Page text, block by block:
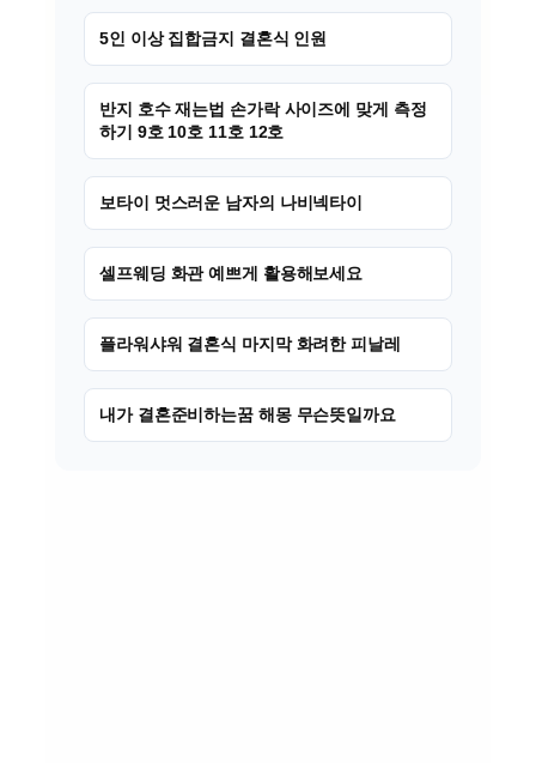
5인 이상 집합금지 결혼식 인원
반지 호수 재는법 손가락 사이즈에 맞게 측정
하기 9호 10호 11호 12호
보타이 멋스러운 남자의 나비넥타이
셀프웨딩 화관 예쁘게 활용해보세요
플라워샤워 결혼식 마지막 화려한 피날레
내가 결혼준비하는꿈 해몽 무슨뜻일까요